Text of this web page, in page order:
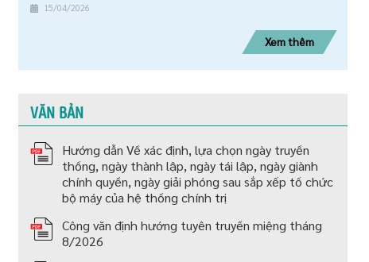
15/04/2026
Xem thêm
VĂN BẢN
Hướng dẫn Về xác định, lựa chọn ngày truyền
thống, ngày thành lập, ngày tái lập, ngày giành
chính quyền, ngày giải phóng sau sắp xếp tố chức
bộ máy của hệ thống chính trị
Công văn định hướng tuyên truyền miệng tháng
8/2026